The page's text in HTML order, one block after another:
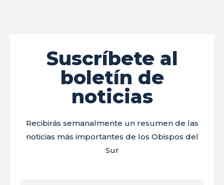
Suscríbete al
boletín de
noticias
Recibirás semanalmente un resumen de las
noticias más importantes de los Obispos del
Sur